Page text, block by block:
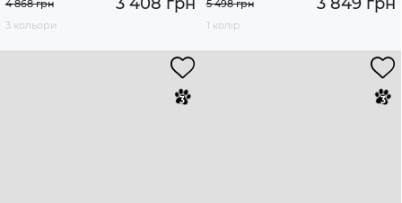
4 868 грн
3 кольори
5 498 грн
1 колір